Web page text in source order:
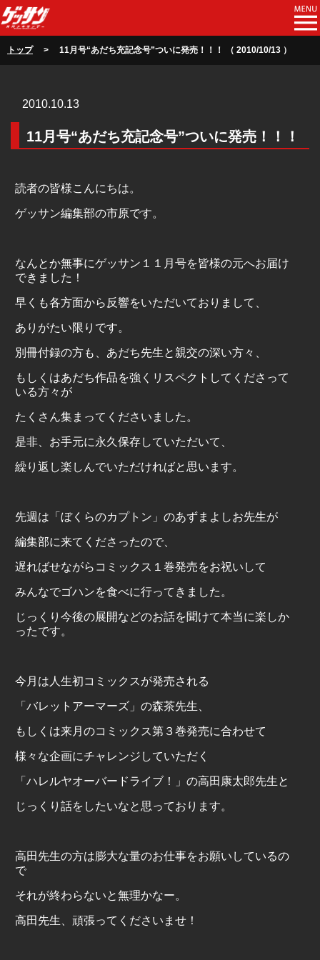
トップ> 11月号“あだち充記念号”ついに発売！！！ （ 2010/10/13 ）
2010.10.13
11月号“あだち充記念号”ついに発売！！！
読者の皆様こんにちは。
ゲッサン編集部の市原です。
なんとか無事にゲッサン１１月号を皆様の元へお届け
できました！
早くも各方面から反響をいただいておりまして、
ありがたい限りです。
別冊付録の方も、あだち先生と親交の深い方々、
もしくはあだち作品を強くリスペクトしてくださって
いる方々が
たくさん集まってくださいました。
是非、お手元に永久保存していただいて、
繰り返し楽しんでいただければと思います。
先週は「ぼくらのカプトン」のあずまよしお先生が
編集部に来てくださったので、
遅ればせながらコミックス１巻発売をお祝いして
みんなでゴハンを食べに行ってきました。
じっくり今後の展開などのお話を聞けて本当に楽しか
ったです。
今月は人生初コミックスが発売される
「バレットアーマーズ」の森茶先生、
もしくは来月のコミックス第３巻発売に合わせて
様々な企画にチャレンジしていただく
「ハレルヤオーバードライブ！」の高田康太郎先生と
じっくり話をしたいなと思っております。
高田先生の方は膨大な量のお仕事をお願いしているの
で
それが終わらないと無理かなー。
高田先生、頑張ってくださいませ！